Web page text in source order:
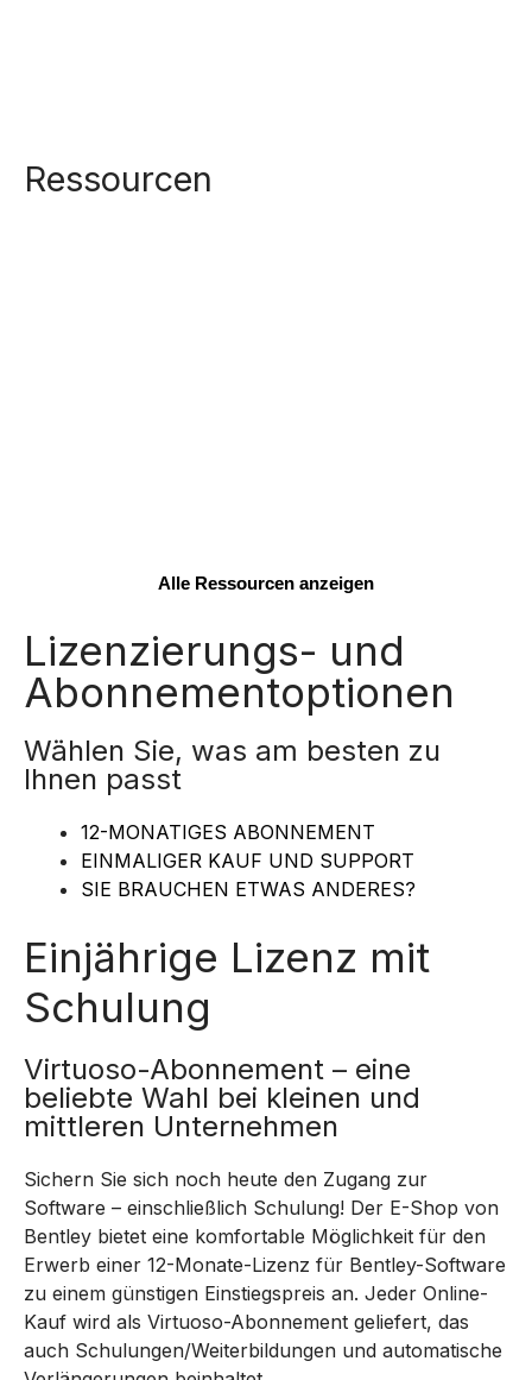
Ressourcen
Alle Ressourcen anzeigen
Lizenzierungs- und
Abonnementoptionen
Wählen Sie, was am besten zu
Ihnen passt
12-MONATIGES ABONNEMENT
EINMALIGER KAUF UND SUPPORT
SIE BRAUCHEN ETWAS ANDERES?
Einjährige Lizenz mit
Schulung
Virtuoso-Abonnement – eine
beliebte Wahl bei kleinen und
mittleren Unternehmen
Sichern Sie sich noch heute den Zugang zur
Software – einschließlich Schulung! Der E-Shop von
Bentley bietet eine komfortable Möglichkeit für den
Erwerb einer 12-Monate-Lizenz für Bentley-Software
zu einem günstigen Einstiegspreis an. Jeder Online-
Kauf wird als Virtuoso-Abonnement geliefert, das
auch Schulungen/Weiterbildungen und automatische